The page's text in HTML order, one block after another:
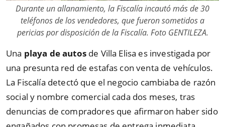
Durante un allanamiento, la Fiscalía incautó más de 30
teléfonos de los vendedores, que fueron sometidos a
pericias por disposición de la Fiscalía. Foto GENTILEZA.
Una playa de autosde Villa Elisa es investigada por
una presunta red de estafas con venta de vehículos.
La Fiscalía detectó que el negocio cambiaba de razón
social y nombre comercial cada dos meses, tras
denuncias de compradores que afirmaron haber sido